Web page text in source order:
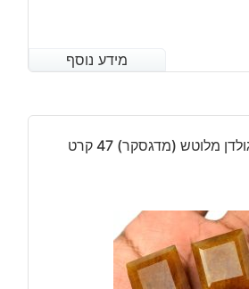
מידע נוסף
מידע נוסף
מלוטש (מדגסקר) 47 קרט